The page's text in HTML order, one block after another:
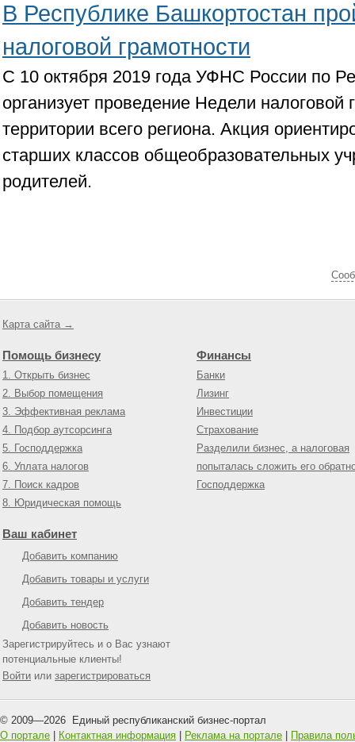
В Республике Башкортостан
налоговой грамотности
С 10 октября 2019 года УФНС России по
организует проведение Недели налоговой
территории всего региона. Акция
старших классов общеобразовательных
родителей.
Карта сайта →
Помощь бизнесу
1. Открыть бизнес
2. Выбор помещения
3. Эффективная реклама
4. Подбор аутсорсинга
5. Господдержка
6. Уплата налогов
7. Поиск кадров
8. Юридическая помощь
Финансы
Банки
Лизинг
Инвестиции
Страхование
Разделили бизнес, а налоговая
попыталась сложить его
Господдержка
Ваш кабинет
Добавить компанию
Добавить товары и услуги
Добавить тендер
Добавить новость
Зарегистрируйтесь и о Вас узнают
потенциальные клиенты!
Войти или зарегистрироваться
© 2009—2026 Единый республиканский бизнес-портал
О портале
Контактная информация Реклама на портале Правила